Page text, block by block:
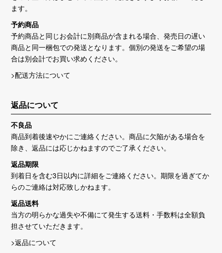
ます。
予約商品
予約商品と同じお会計に別商品が含まれる場合、発売日の遅い
商品と同一梱包での発送となります。個別の発送をご希望の場
合は別会計でお買い求めください。
>配送方法について
返品について
不良品
商品到着後速やかにご連絡ください。商品に欠陥がある場合を
除き、返品には応じかねますのでご了承ください。
返品期限
到着日を含む3日以内に詳細をご連絡ください。期限を過ぎてか
らのご連絡は対応致しかねます。
返品送料
当方の明らかな過失や不備にて発生する送料・手数料は全額負
担させていただきます。
>返品について